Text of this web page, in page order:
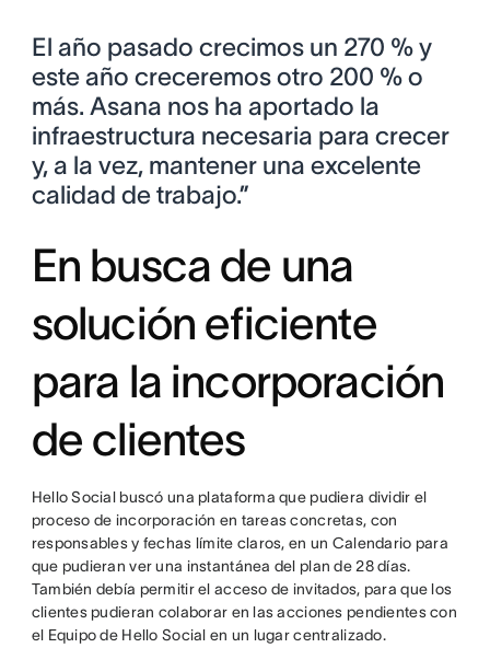
El año pasado crecimos un 270 % y
este año creceremos otro 200 % o
más. Asana nos ha aportado la
infraestructura necesaria para crecer
y, a la vez, mantener una excelente
calidad de trabajo.”
En busca de una
solución eficiente
para la incorporación
de clientes
Hello Social buscó una plataforma que pudiera dividir el
proceso de incorporación en tareas concretas, con
responsables y fechas límite claros, en un Calendario para
que pudieran ver una instantánea del plan de 28 días.
También debía permitir el acceso de invitados, para que los
clientes pudieran colaborar en las acciones pendientes con
el Equipo de Hello Social en un lugar centralizado.